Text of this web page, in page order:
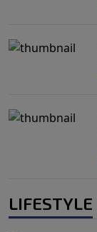
LIFESTYLE